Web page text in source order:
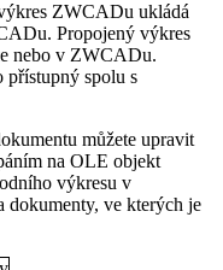
ZWCADu ukládá
Propojený výkres
nebo v ZWCADu.
přístupný spolu s
můžete upravit
na OLE objekt
výkresu v
ve kterých je